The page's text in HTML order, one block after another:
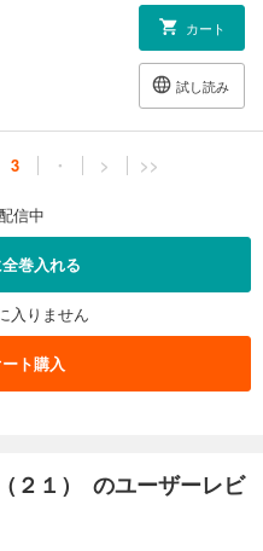
カート
試し読み
3 ・ > >>
信中
巻入れる
入りません
ト購入
２１） のユーザーレビ